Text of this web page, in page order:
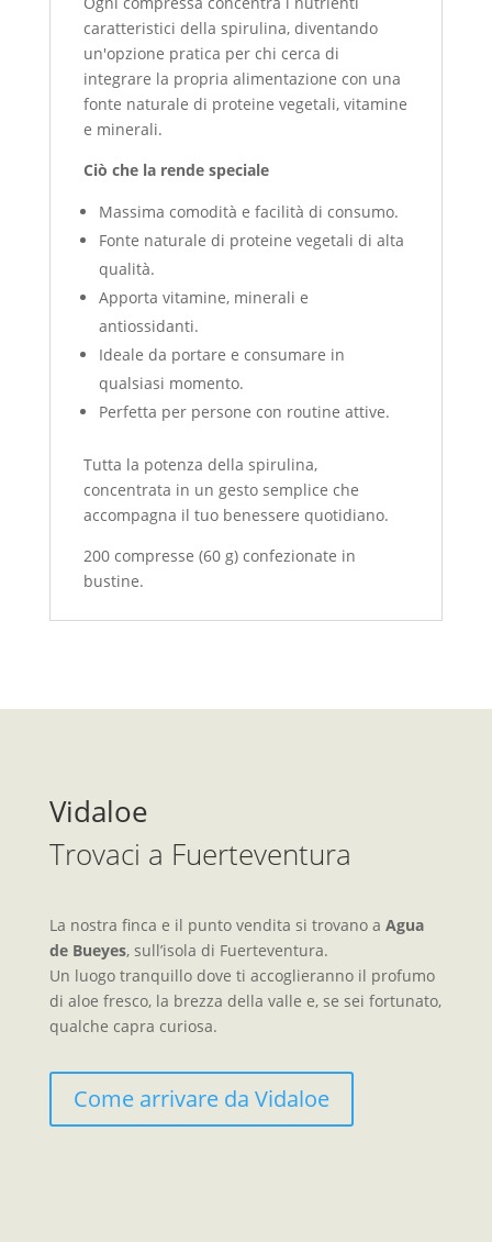
caratteristici della spirulina, diventando
un'opzione pratica per chi cerca di
integrare la propria alimentazione con una
fonte naturale di proteine vegetali, vitamine
e minerali.
Ciò che la rende speciale
Massima comodità e facilità di consumo.
Fonte naturale di proteine vegetali di alta
qualità.
Apporta vitamine, minerali e
antiossidanti.
Ideale da portare e consumare in
qualsiasi momento.
Perfetta per persone con routine attive.
Tutta la potenza della spirulina,
concentrata in un gesto semplice che
accompagna il tuo benessere quotidiano.
200 compresse (60 g) confezionate in
bustine.
Vidaloe
Trovaci a Fuerteventura
La nostra finca e il punto vendita si trovano a Agua
de Bueyes, sull’isola di Fuerteventura.
Un luogo tranquillo dove ti accoglieranno il profumo
di aloe fresco, la brezza della valle e, se sei fortunato,
qualche capra curiosa.
Come arrivare da Vidaloe